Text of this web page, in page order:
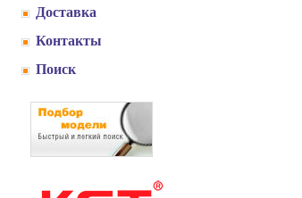
Доставка
Контакты
Поиск